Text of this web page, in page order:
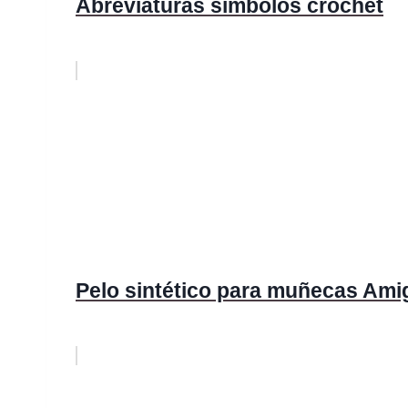
Abreviaturas símbolos crochet
Pelo sintético para muñecas